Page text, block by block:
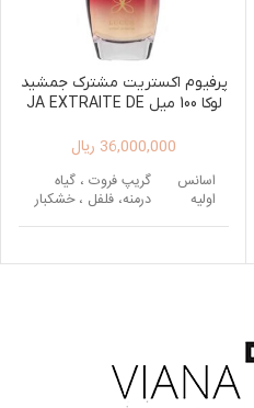
پرفیوم اکستریت مشترک جمشید
لوکا 100 میل JA EXTRAITE DE
36,000,000 ریال
اسانس
اولیه
گریپ فروت ، گیاه
درمنه، فلفل ، خشکبار
اسانس
لابدانیوم، چوب
اسانس
پایه
چوب درخت ساج ،
چوب صندل سفید ،
فیبر بیدستران